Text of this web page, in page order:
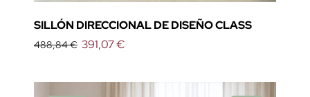
SILLÓN DIRECCIONAL DE DISEÑO CLASS
488,84 € 391,07 €